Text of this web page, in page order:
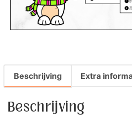
Beschrijving Extra
Beschrijving